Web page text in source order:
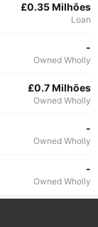
£0.35 Milhões
Loan
-
Owned Wholly
£0.7 Milhões
Owned Wholly
-
Owned Wholly
-
Owned Wholly